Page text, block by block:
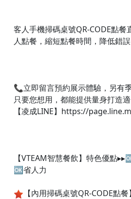
客人手機掃碼桌號QR-CODE點餐
人點餐，縮短點餐時間，降低錯誤
📞立即留言預約展示體驗，另有
只要您想用，都能提供量身打造
【凌成LINE】https://
【VTEAM智慧餐飲】特色優點
🆗省人力
【內用掃碼桌號QR-CODE點